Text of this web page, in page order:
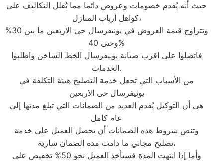
حيث أنه يُقدم خصومات وعروض دائما مما يُقلل التكاليف على
كواهل أرباب المنازل،
وتتراوح قيمة العروض في يونيفرسال حى الاربعين ما بين 30%
وحتى 40%
فاتصلوا على اقرب صيانة يونيفرسال الخط الساخن واطلبوا
الخدمات.
من الأسباب التي تجعل خدمة التصليح هينة التكلفة في
يونيفرسال حى الاربعين
هي أن التوكيل يُقدم العديد من الضمانات التي تبلغ مدتها إلى
عام كامل
وتنص شروط هذه الضمانات أن يحصل العميل على خدمة
تصليح مجاني ما دامت مدة الضمان سارية،
وأما إذا انتهت المدة فسيأخذ العميل نحو 50% تخفيض على